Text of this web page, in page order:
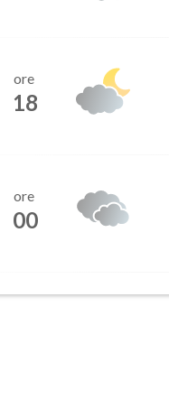
ore
18
ore
00